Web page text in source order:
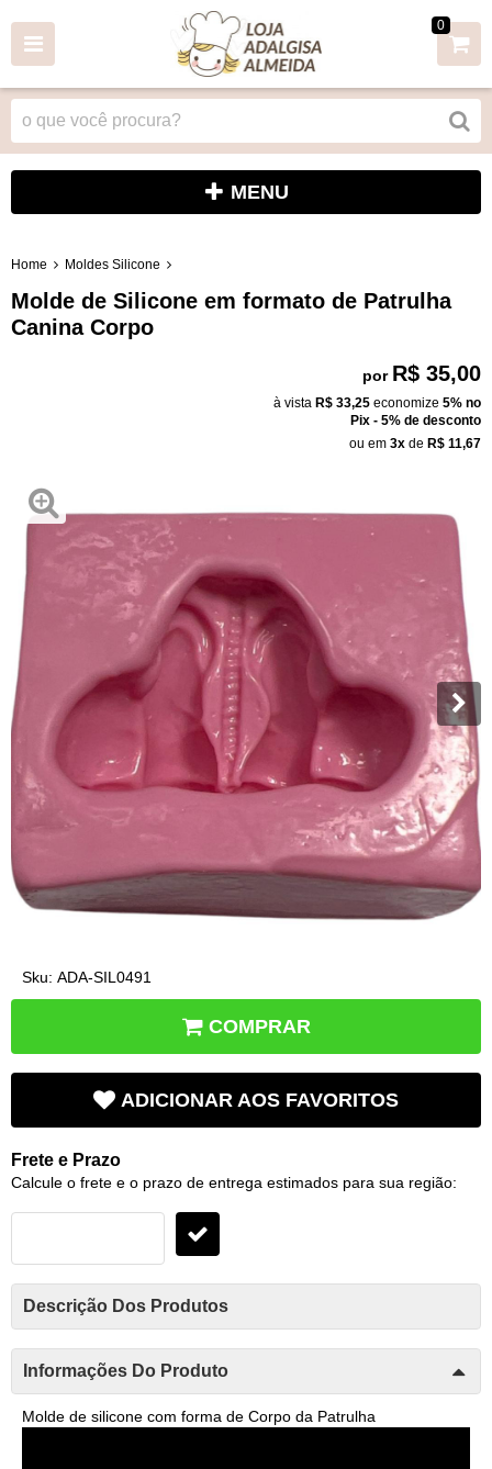
0
MENU
Home Moldes Silicone
Molde de Silicone em formato de Patrulha
Canina Corpo
por R$ 35,00
à vista R$ 33,25 economize 5% no
Pix - 5% de desconto
ou em 3x de R$ 11,67
Sku: ADA-SIL0491
COMPRAR
ADICIONAR AOS FAVORITOS
Frete e Prazo
Calcule o frete e o prazo de entrega estimados para sua região:
Descrição Dos Produtos
Informações Do Produto
Molde de silicone com forma de Corpo da Patrulha